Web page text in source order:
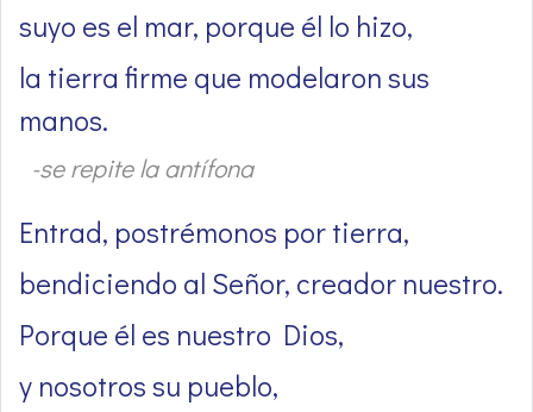
suyo es el mar, porque él lo hizo,
la tierra firme que modelaron sus
manos.
-se repite la antífona
Entrad, postrémonos por tierra,
bendiciendo al Señor, creador nuestro.
Porque él es nuestro Dios,
y nosotros su pueblo,